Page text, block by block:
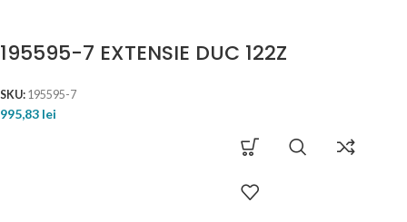
195595-7 EXTENSIE DUC 122Z
SKU: 195595-7
995,83 lei